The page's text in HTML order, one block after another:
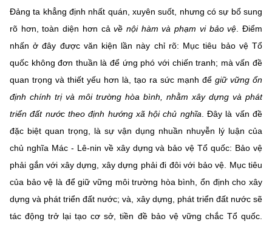
website này)
Đảng ta khẳng định nhất quán, xuyên suốt, nhưng có sự bổ sung
rõ hơn, toàn diện hơn cảvề nội hàm và phạm vi bảo vệ . Điểm
nhấn ở đây được văn kiện lần này chỉ rõ: Mục tiêu bảo vệ Tổ
quốc không đơn thuần là để ứng phó với chiến tranh; mà vấn đề
quan trọng và thiết yếu hơn là, tạo ra sức mạnh để giữ vững ổn
định chính trị và môi trường hòa bình, nhằm xây dựng và phát
triển đất nước theo định hướng xã hội chủ nghĩa . Đây là vấn đề
đặc biệt quan trọng, là sự vận dụng nhuần nhuyễn lý luận của
chủ nghĩa Mác - Lê-nin về xây dựng và bảo vệ Tổ quốc: Bảo vệ
phải gắn với xây dựng, xây dựng phải đi đôi với bảo vệ. Mục tiêu
của bảo vệ là để giữ vững môi trường hòa bình, ổn định cho xây
dựng và phát triển đất nước; và, xây dựng, phát triển đất nước sẽ
tác động trở lại tạo cơ sở, tiền đề bảo vệ vững chắc Tổ quốc.